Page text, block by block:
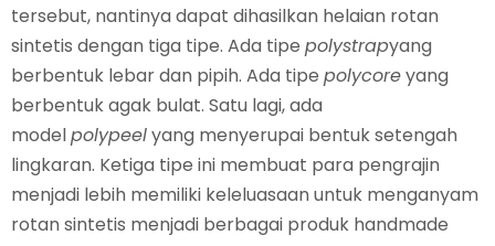
tersebut, nantinya dapat dihasilkan helaian rotan
sintetis dengan tiga tipe. Ada tipe polystrapyang
berbentuk lebar dan pipih. Ada tipe polycoreyang
berbentuk agak bulat. Satu lagi, ada
modelpolypeelyang menyerupai bentuk setengah
lingkaran. Ketiga tipe ini membuat para pengrajin
menjadi lebih memiliki keleluasaan untuk menganyam
rotan sintetis menjadi berbagai produk handmade